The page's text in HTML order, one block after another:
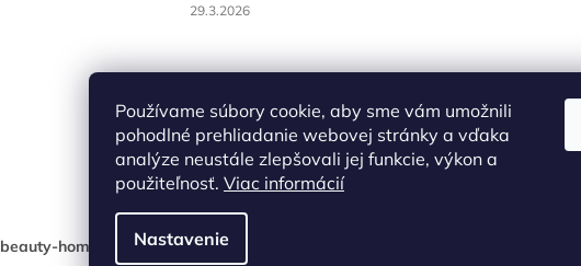
Používame súbory cookie, aby sme vám umožnili
pohodlné prehliadanie webovej stránky a vďaka
analýze neustále zlepšovali jej funkcie, výkon a
použiteľnosť. Viac informácií
Nastavenie
29.3.2026
platby
beauty-home . Všetky práva vyhradené.